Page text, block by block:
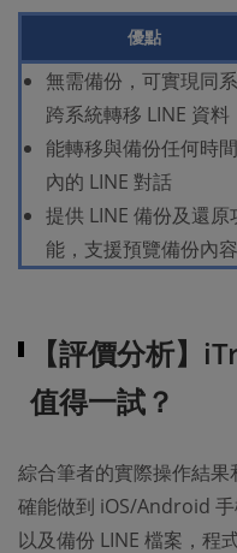
優點
無需備份，可實現同
跨系統轉移 LINE 資料
能轉移與備份任何時
內的 LINE 對話
提供 LINE 備份及還原
能，支援預覽備份內容
【評價分析】
值得一試？
綜合筆者的實際操作結
確能做到 iOS/Android
以及備份 LINE 檔案，程